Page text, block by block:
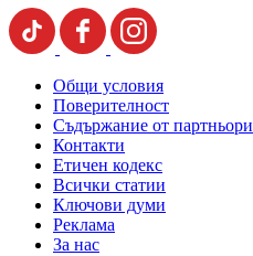
Общи условия
Поверителност
Съдържание от партньори
Контакти
Етичен кодекс
Всички статии
Ключови думи
Реклама
За нас